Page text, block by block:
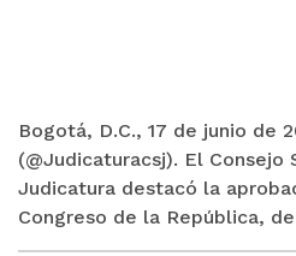
Bogotá, D.C., 17 de junio de
(@Judicaturacsj). El Consejo
Judicatura destacó la
Congreso de la República,